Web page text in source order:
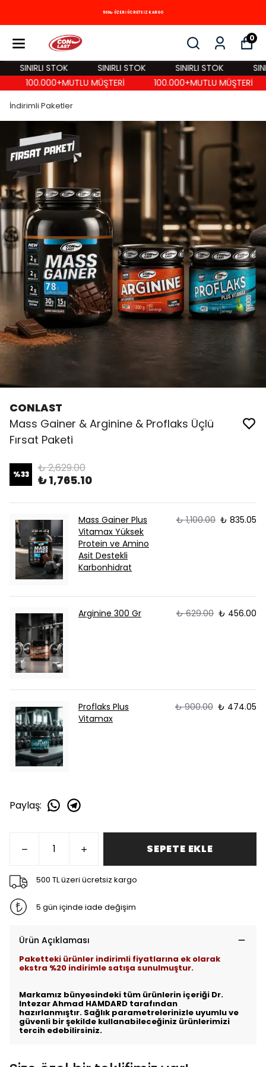
500₺ ÜZERİ ÜCRETSİZ KARGO
0
SINIRLI STOK SINIRLI STOK SINIRLI STOK
100.000+MUTLU MÜŞTERİ
100.000+MUTLU MÜŞTERİ
İndirimli Paketler
CONLAST
Mass Gainer & Arginine & Proflaks Üçlü
Fırsat Paketi
%33 ₺ 2,629.00
₺ 1,765.10
Mass Gainer Plus
Vitamax Yüksek
Protein ve Amino
Asit Destekli
Karbonhidrat
₺ 1,100.00 ₺ 835.05
Arginine 300 Gr ₺ 629.00 ₺ 456.00
Proflaks Plus
Vitamax
₺ 900.00 ₺ 474.05
Paylaş:
SEPETE EKLE
500 TL üzeri ücretsiz kargo
5 gün içinde iade değişim
Ürün Açıklaması
Paketteki ürünler indirimli fiyatlarına ek olarak
ekstra %20 indirimle satışa sunulmuştur.
Markamız bünyesindeki tüm ürünlerin içeriği Dr.
Intezar Ahmad HAMDARD tarafından
hazırlanmıştır. Sağlık parametrelerinizle uyumlu ve
güvenli bir şekilde kullanabileceğiniz ürünlerimizi
tercih edebilirsiniz.